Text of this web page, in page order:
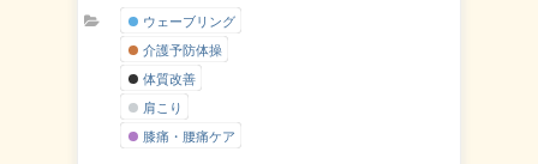
ウェーブリング
介護予防体操
体質改善
肩こり
膝痛・腰痛ケア